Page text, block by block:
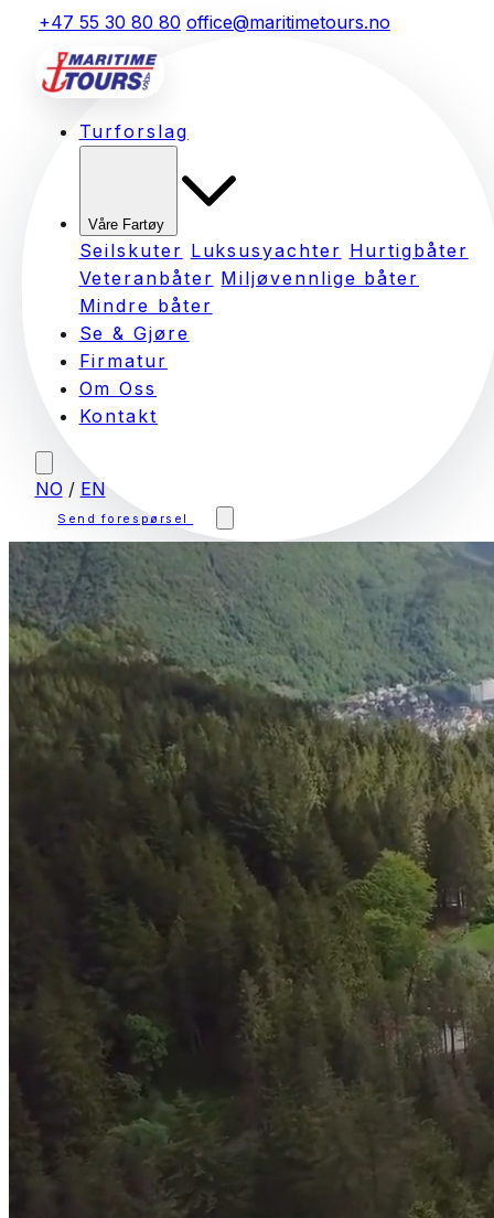
+47 55 30 80 80 office@maritimetours.no
Turforslag
Våre Fartøy
Seilskuter Luksusyachter Hurtigbåter
Veteranbåter Miljøvennlige båter
Mindre båter
Se & Gjøre
Firmatur
Om Oss
Kontakt
NO / EN
Send forespørsel